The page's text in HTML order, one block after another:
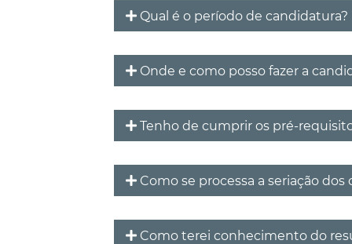
Qual é o período de candidatura?
Onde e como posso fazer a
Tenho de cumprir os pré-
Como se processa a seriação dos
Como terei conhecimento do